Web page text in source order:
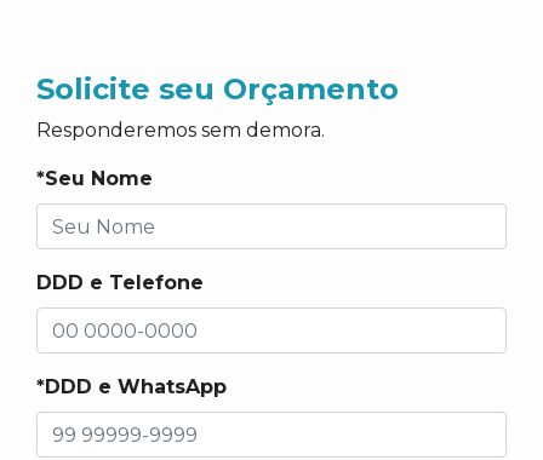
Solicite seu Orçamento
Responderemos sem demora.
*Seu Nome
DDD e Telefone
*DDD e WhatsApp